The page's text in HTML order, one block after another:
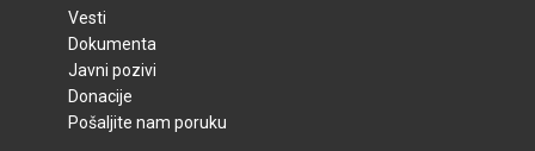
Vesti
Dokumenta
Javni pozivi
Donacije
Pošaljite nam poruku